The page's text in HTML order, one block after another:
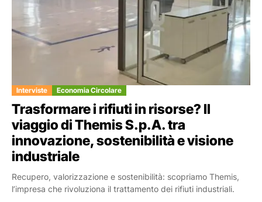
Interviste Economia Circolare
Trasformare i rifiuti in risorse? Il
viaggio di Themis S.p.A. tra
innovazione, sostenibilità e visione
industriale
Recupero, valorizzazione e sostenibilità: scopriamo Themis,
l’impresa che rivoluziona il trattamento dei rifiuti industriali.